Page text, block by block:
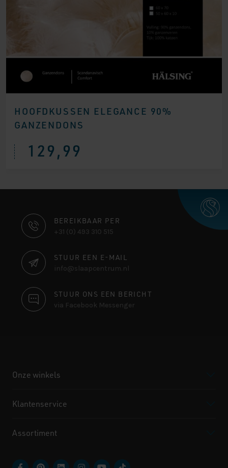
HOOFDKUSSEN ELEGANCE 90%
GANZENDONS
129,99
CONTACT
INFORMATIE
BEREIKBAAR PER
+31 (0) 493 310 515
STUUR EEN E-MAIL
info@slaapcentrum.nl
STUUR ONS EEN BERICHT
via Facebook Messenger
Onze winkels
Klantenservice
Assortiment